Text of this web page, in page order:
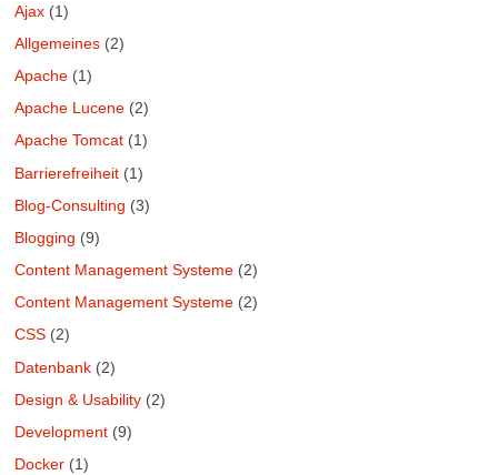
Ajax (1)
Allgemeines (2)
Apache (1)
Apache Lucene (2)
Apache Tomcat (1)
Barrierefreiheit (1)
Blog-Consulting (3)
Blogging (9)
Content Management Systeme (2)
Content Management Systeme (2)
CSS (2)
Datenbank (2)
Design & Usability (2)
Development (9)
Docker (1)